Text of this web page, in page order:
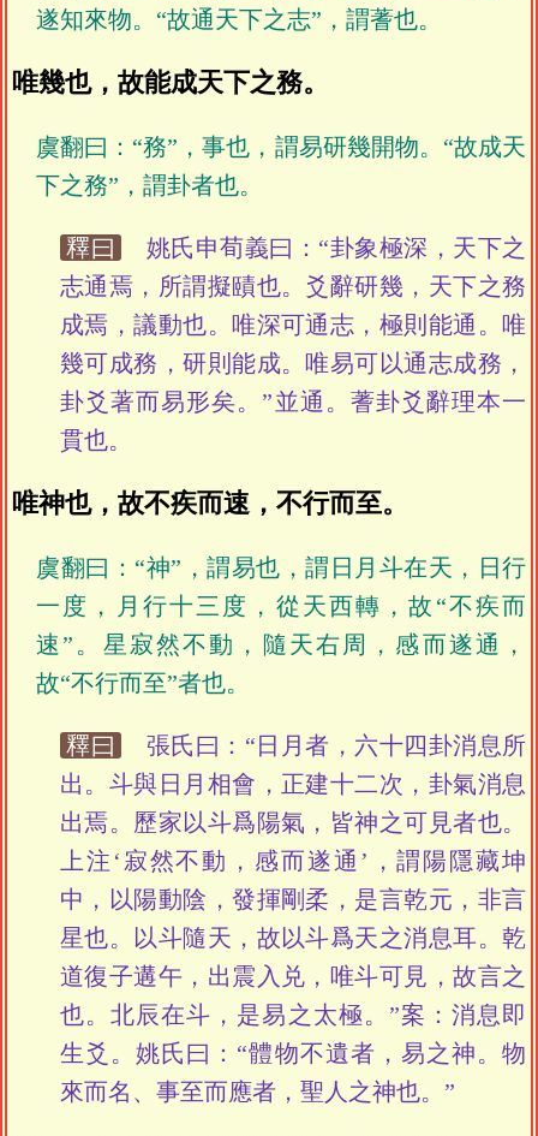
遂知來物。“故通天下之志”，謂蓍也。
唯幾也，故能成天下之務。
虞翻曰：“務”，事也，謂易研幾開物。“故成天
下之務”，謂卦者也。
釋曰
姚氏申荀義曰：“卦象極深，天下之
志通焉，所謂擬賾也。爻辭研幾，天下之務
成焉，議動也。唯深可通志，極則能通。唯
幾可成務，研則能成。唯易可以通志成務，
卦爻著而易形矣。”並通。蓍卦爻辭理本一
貫也。
唯神也，故不疾而速，不行而至。
虞翻曰：“神”，謂易也，謂日月斗在天，日行
一度，月行十三度，從天西轉，故“不疾而
速”。星寂然不動，隨天右周，感而遂通，
故“不行而至”者也。
釋曰
張氏曰：“日月者，六十四卦消息所
出。斗與日月相會，正建十二次，卦氣消息
出焉。歷家以斗爲陽氣，皆神之可見者也。
上注‘寂然不動，感而遂通’，謂陽隱藏坤
中，以陽動陰，發揮剛柔，是言乾元，非言
星也。以斗隨天，故以斗爲天之消息耳。乾
道復子遘午，出震入兑，唯斗可見，故言之
也。北辰在斗，是易之太極。”案：消息即
生爻。姚氏曰：“體物不遺者，易之神。物
來而名、事至而應者，聖人之神也。”